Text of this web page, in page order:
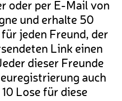
oder per E-Mail von
und erhalte 50
jeden Freund, der
Link einen
dieser Freunde
auch
Lose für diese